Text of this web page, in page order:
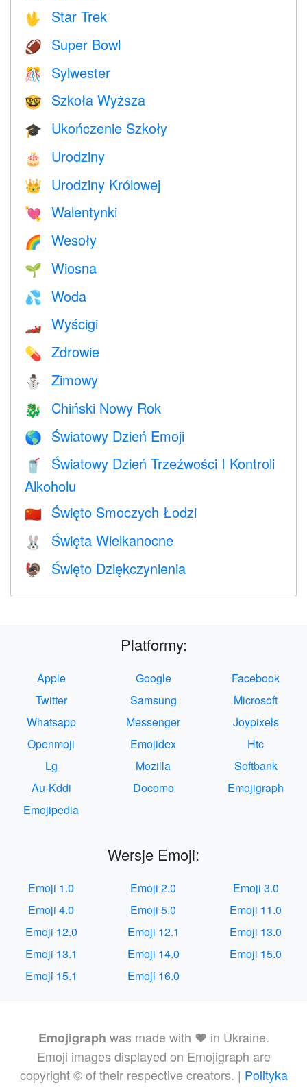
🖖 Star Trek
🏈 Super Bowl
🎊 Sylwester
🤓 Szkoła Wyższa
🎓 Ukończenie Szkoły
🎂 Urodziny
👑 Urodziny Królowej
💘 Walentynki
🌈 Wesoły
🌱 Wiosna
💦 Woda
🏎 Wyścigi
💊 Zdrowie
⛄ Zimowy
🐉 Chiński Nowy Rok
🌎 Światowy Dzień Emoji
🥤
Światowy Dzień Trzeźwości I Kontroli
Alkoholu
🇨🇳 Święto Smoczych Łodzi
🐰 Święta Wielkanocne
🦃 Święto Dziękczynienia
Platformy:
Apple Google
Facebook
Twitter
Samsung
Microsoft
Whatsapp
Messenger
Joypixels
Openmoji
Emojidex
Htc
Lg
Mozilla
Softbank
Au-Kddi
Docomo
Emojigraph
Emojipedia
Wersje Emoji:
Emoji 1.0 Emoji 2.0
Emoji 3.0
Emoji 4.0
Emoji 5.0
Emoji 11.0
Emoji 12.0
Emoji 12.1
Emoji 13.0
Emoji 13.1
Emoji 14.0
Emoji 15.0
Emoji 15.1
Emoji 16.0
Emojigraph was made with ❤️ in Ukraine.
Emoji images displayed on Emojigraph are
copyright © of their respective creators. | Polityka